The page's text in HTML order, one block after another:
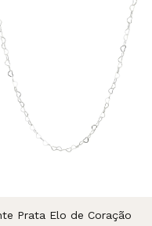
Prata Elo de Coração